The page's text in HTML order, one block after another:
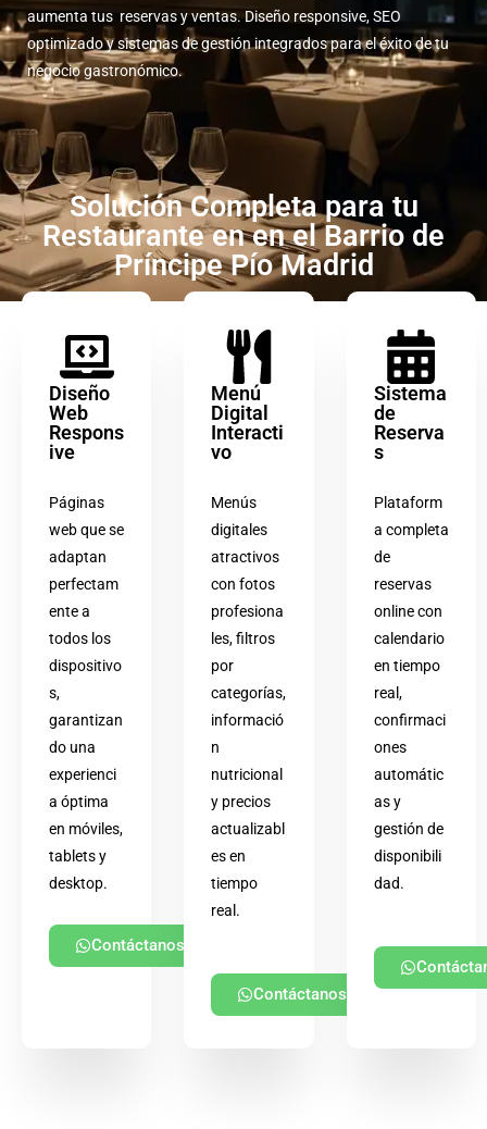
aumenta tus reservas y ventas. Diseño responsive, SEO
optimizado y sistemas de gestión integrados para el éxito de tu
negocio gastronómico.
Solución Completa para tu
Restaurante en en el Barrio de
Príncipe Pío Madrid
Diseño
Web
Respons
ive
Páginas
web que se
adaptan
perfectam
ente a
todos los
dispositivo
s,
garantizan
do una
experienci
a óptima
en móviles,
tablets y
desktop.
Contáctanos
Menú
Digital
Interacti
vo
Menús
digitales
atractivos
con fotos
profesiona
les, filtros
por
categorías,
informació
n
nutricional
y precios
actualizabl
es en
tiempo
real.
Contáctanos
Sistema
de
Reserva
s
Plataform
a completa
de
reservas
online con
calendario
en tiempo
real,
confirmaci
ones
automátic
as y
gestión de
disponibili
dad.